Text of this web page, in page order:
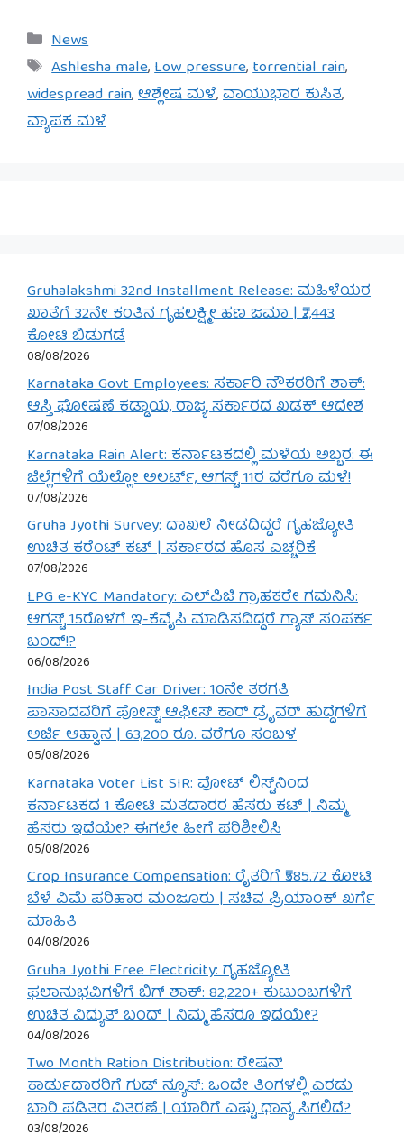
Categories
News
Tags
Ashlesha male,Low pressure,torrential rain,
widespread rain,ಆಶ್ಲೇಷ ಮಳೆ,ವಾಯುಭಾರ ಕುಸಿತ,
ವ್ಯಾಪಕ ಮಳೆ
Gruhalakshmi 32nd Installment Release: ಮಹಿಳೆಯರ
ಖಾತೆಗೆ 32ನೇ ಕಂತಿನ ಗೃಹಲಕ್ಷ್ಮೀ ಹಣ ಜಮಾ | ₹2,443
ಕೋಟಿ ಬಿಡುಗಡೆ
08/08/2026
Karnataka Govt Employees: ಸರ್ಕಾರಿ ನೌಕರರಿಗೆ ಶಾಕ್:
ಆಸ್ತಿ ಘೋಷಣೆ ಕಡ್ಡಾಯ, ರಾಜ್ಯ ಸರ್ಕಾರದ ಖಡಕ್ ಆದೇಶ
07/08/2026
Karnataka Rain Alert: ಕರ್ನಾಟಕದಲ್ಲಿ ಮಳೆಯ ಅಬ್ಬರ: ಈ
ಜಿಲ್ಲೆಗಳಿಗೆ ಯೆಲ್ಲೋ ಅಲರ್ಟ್, ಆಗಸ್ಟ್ 11ರ ವರೆಗೂ ಮಳೆ!
07/08/2026
Gruha Jyothi Survey: ದಾಖಲೆ ನೀಡದಿದ್ದರೆ ಗೃಹಜ್ಯೋತಿ
ಉಚಿತ ಕರೆಂಟ್ ಕಟ್ | ಸರ್ಕಾರದ ಹೊಸ ಎಚ್ಚರಿಕೆ
07/08/2026
LPG e-KYC Mandatory: ಎಲ್‌ಪಿಜಿ ಗ್ರಾಹಕರೇ ಗಮನಿಸಿ:
ಆಗಸ್ಟ್ 15ರೊಳಗೆ ಇ-ಕೆವೈಸಿ ಮಾಡಿಸದಿದ್ದರೆ ಗ್ಯಾಸ್ ಸಂಪರ್ಕ
ಬಂದ್!?
06/08/2026
India Post Staff Car Driver: 10ನೇ ತರಗತಿ
ಪಾಸಾದವರಿಗೆ ಪೋಸ್ಟ್ ಆಫೀಸ್ ಕಾರ್ ಡ್ರೈವರ್ ಹುದ್ದೆಗಳಿಗೆ
ಅರ್ಜಿ ಆಹ್ವಾನ | 63,200 ರೂ. ವರೆಗೂ ಸಂಬಳ
05/08/2026
Karnataka Voter List SIR: ವೋಟ್ ಲಿಸ್ಟ್‌ನಿಂದ
ಕರ್ನಾಟಕದ 1 ಕೋಟಿ ಮತದಾರರ ಹೆಸರು ಕಟ್ | ನಿಮ್ಮ
ಹೆಸರು ಇದೆಯೇ? ಈಗಲೇ ಹೀಗೆ ಪರಿಶೀಲಿಸಿ
05/08/2026
Crop Insurance Compensation: ರೈತರಿಗೆ ₹585.72 ಕೋಟಿ
ಬೆಳೆ ವಿಮೆ ಪರಿಹಾರ ಮಂಜೂರು | ಸಚಿವ ಪ್ರಿಯಾಂಕ್ ಖರ್ಗೆ
ಮಾಹಿತಿ
04/08/2026
Gruha Jyothi Free Electricity: ಗೃಹಜ್ಯೋತಿ
ಫಲಾನುಭವಿಗಳಿಗೆ ಬಿಗ್ ಶಾಕ್: 82,220+ ಕುಟುಂಬಗಳಿಗೆ
ಉಚಿತ ವಿದ್ಯುತ್ ಬಂದ್ | ನಿಮ್ಮ ಹೆಸರೂ ಇದೆಯೇ?
04/08/2026
Two Month Ration Distribution: ರೇಷನ್
ಕಾರ್ಡುದಾರರಿಗೆ ಗುಡ್ ನ್ಯೂಸ್: ಒಂದೇ ತಿಂಗಳಲ್ಲಿ ಎರಡು
ಬಾರಿ ಪಡಿತರ ವಿತರಣೆ | ಯಾರಿಗೆ ಎಷ್ಟು ಧಾನ್ಯ ಸಿಗಲಿದೆ?
03/08/2026